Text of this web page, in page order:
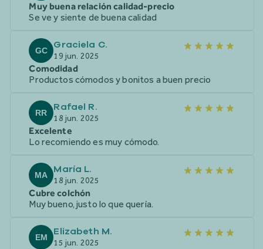
Muy buena relación calidad-precio
Se ve y siente de buena calidad
GC Graciela C.
19 jun. 2025
Comodidad
Productos cómodos y bonitos a buen precio
RR Rafael R.
18 jun. 2025
Excelente
Lo recomiendo es muy cómodo.
MA María L.
18 jun. 2025
Cubre colchón
Muy bueno, justo lo que quería.
EM Elizabeth M.
15 jun. 2025